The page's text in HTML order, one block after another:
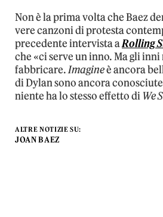
Non è la prima volta che Baez
vere canzoni di protesta
precedente intervista aRolling
che «ci serve un inno. Ma gli inni
fabbricare.Imagineè ancora
di Dylan sono ancora
niente ha lo stesso effetto di We
ALTRE NOTIZIE SU:
JOAN BAEZ